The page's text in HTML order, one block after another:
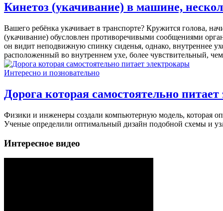
Кинетоз (укачивание) в машине,
Вашего ребёнка укачивает в транспорте? Кружится голова,
(укачивание) обусловлен противоречивыми сообщениями
он видит неподвижную спинку сиденья, однако, внутреннее
расположенный во внутреннем ухе, более чувствительный,
Интересно и позновательно
Дорога которая самостоятельно
Физики и инженеры создали компьютерную модель, которая
Ученые определили оптимальный дизайн подобной схемы и
Интересное видео